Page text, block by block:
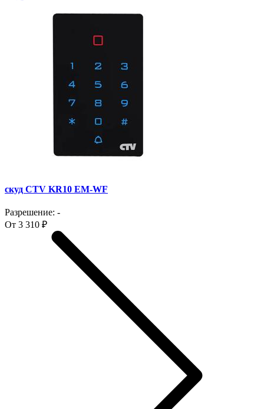
скуд CTV KR10 EM-WF
Разрешение: -
От 3 310 ₽